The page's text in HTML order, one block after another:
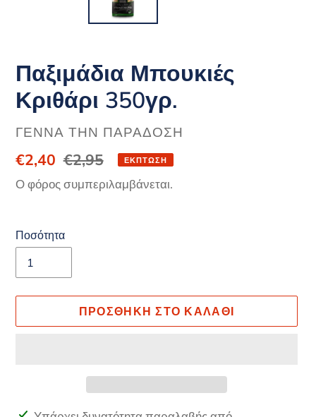
Παξιμάδια Μπουκιές
Κριθάρι 350γρ.
ΠΡΟΜΗΘΕΥΤΉΣ
ΓΕΝΝΆ ΤΗΝ ΠΑΡΆΔΟΣΗ
Τιμή
έκπτωσης
€2,40 Κανονική
τιμή
€2,95 ΈΚΠΤΩΣΗ
Ο φόρος συμπεριλαμβάνεται.
Ποσότητα
ΠΡΟΣΘΉΚΗ ΣΤΟ ΚΑΛΆΘΙ